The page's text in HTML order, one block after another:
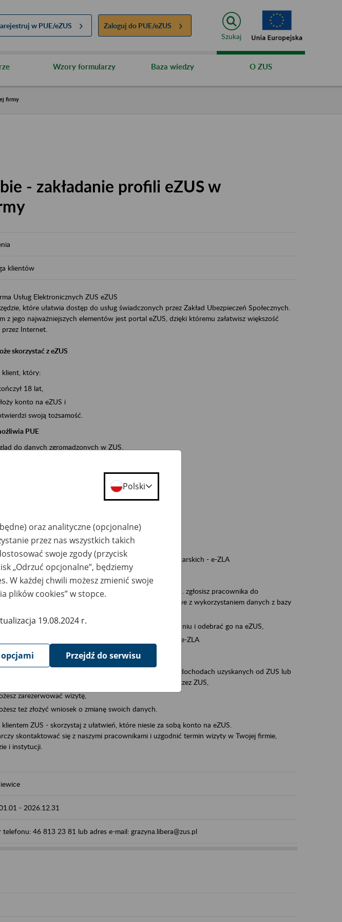
w PUE/eZUS Zaloguj do PUE/eZUS
Szukaj
Wzory formularzy Baza wiedzy O ZUS
firmy
- zakładanie profili eZUS w
klientów
Usług Elektronicznych ZUS eZUS
które ułatwia dostęp do usług świadczonych przez Zakład Ubezpieczeń Społecznych.
z jego najważniejszych elementów jest portal eZUS, dzięki któremu załatwisz większość
Internet.
skorzystać z eZUS
klient, który:
18 lat,
konto na eZUS i
swoją tożsamość.
PUE
do danych zgromadzonych w ZUS,
wniosków i otrzymywanie na nie odpowiedzi,
pytań i otrzymywanie odpowiedzi z ZUS,
się na wizyty w jednostce ZUS.
sprawdzić swoje dane zapisane na koncie w ZUS,
dostęp do informacji o stanie konta ubezpieczonego,
dostęp do informacji o wystawionych zwolnieniach lekarskich - e-ZLA
płatnikiem składek (np. przedsiębiorcą)
skorzystać z aplikacji ePłatnik, za pomocą której m.in. zgłosisz pracownika do
wypełnisz i przekażesz dokumenty rozliczeniowe z wykorzystaniem danych z bazy
złożyć wniosek o wydanie zaświadczenia o niezaleganiu i odebrać go na eZUS,
dostęp do zwolnień lekarskich swoich pracowników - e-ZLA
świadczeniobiorcą
dostęp m.in. do formularza PIT 11A, czyli informacji o dochodach uzyskanych od ZUS lub
formularza PIT 40A, czyli rocznego obliczenia podatku przez ZUS,
zarezerwować wizytę,
też złożyć wniosek o zmianę swoich danych.
klientem ZUS - skorzystaj z ułatwień, które niesie za sobą konto na eZUS.
skontaktować się z naszymi pracownikami i uzgodnić termin wizyty w Twojej firmie,
i instytucji.
- 2026.12.31
telefonu: 46 813 23 81 lub adres e-mail: grazyna.libera@zus.pl
Polski
oraz analityczne (opcjonalne)
przez nas wszystkich takich
swoje zgody (przycisk
„Odrzuć opcjonalne”, będziemy
W każdej chwili możesz zmienić swoje
plików cookies” w stopce.
19.08.2024 r.
Przejdź do serwisu